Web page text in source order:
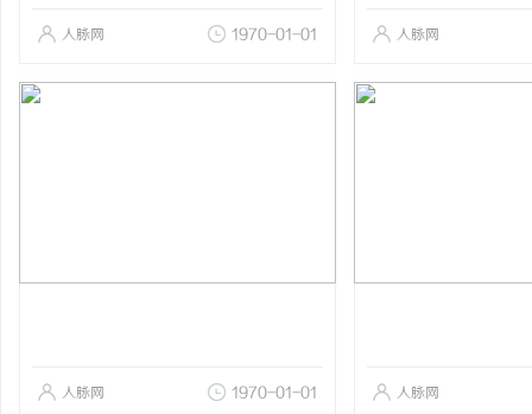
人脉网 1970-01-01 人脉网
人脉网 1970-01-01 人脉网